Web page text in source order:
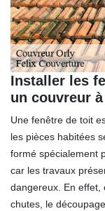
Installer les
un couvreur
Une fenêtre de toit
les pièces habitées
formé spécialement
car les travaux
dangereux. En effet,
chutes, le